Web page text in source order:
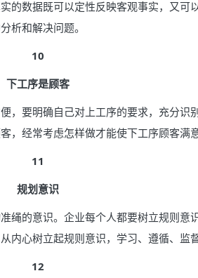
的数据既可以定性反映客观事实，又可
析和解决问题。
10
下工序是顾客
，要明确自己对上工序的要求，充分识
，经常考虑怎样做才能使下工序顾客满意
11
规划意识
绳的意识。企业每个人都要树立规则意
内心树立起规则意识，学习、遵循、监
12